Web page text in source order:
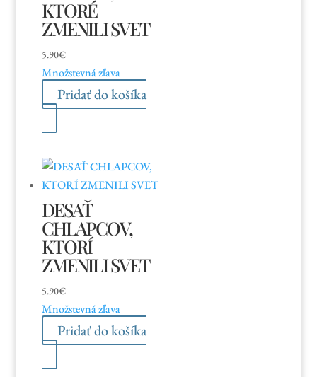
KTORÉ
ZMENILI SVET
5.90€
Množstevná zľava
Pridať do košíka
DESAŤ
CHLAPCOV,
KTORÍ
ZMENILI SVET
5.90€
Množstevná zľava
Pridať do košíka